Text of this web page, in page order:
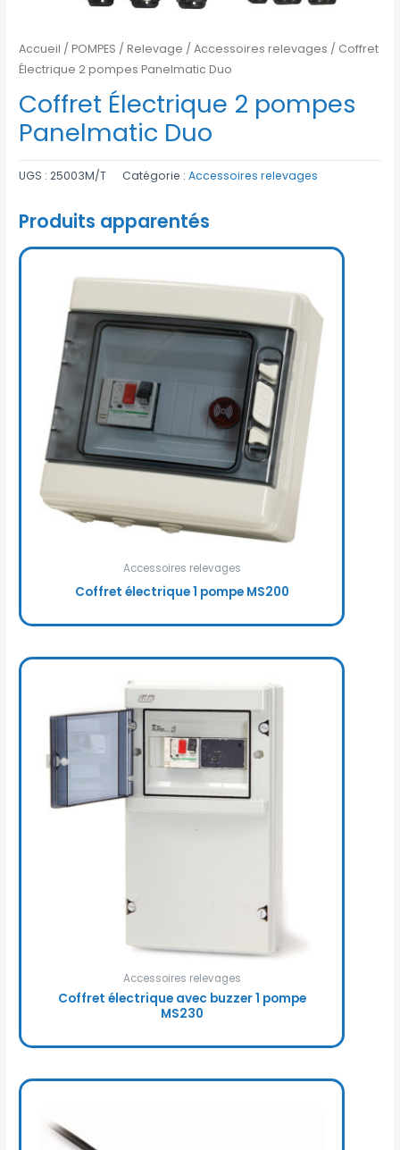
Accueil /POMPES /Relevage /Accessoires relevages / Coffret
Électrique 2 pompes Panelmatic Duo
Coffret Électrique 2 pompes
Panelmatic Duo
UGS :25003M/T Catégorie :Accessoires relevages
Produits apparentés
Accessoires relevages
Coffret électrique 1 pompe MS200
Accessoires relevages
Coffret électrique avec buzzer 1 pompe
MS230